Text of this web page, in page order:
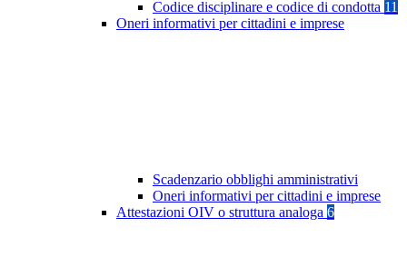
Codice disciplinare e codice di condotta 11
Oneri informativi per cittadini e imprese
Scadenzario obblighi amministrativi
Oneri informativi per cittadini e imprese
Attestazioni OIV o struttura analoga 6